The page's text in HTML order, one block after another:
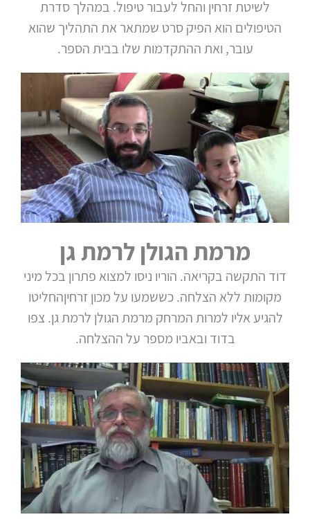
לשיטת זרחין והחל לעבור טיפול. במהלך סדרת
הטיפולים הוא הפיק סרט שמתאר את התהליך שהוא
עובר, ואת ההתקדמות שלו בבית הספר.
מרמת הגולן לרמת גן
דוד התקשה בקריאה. הוריו ניסו למצוא פתרון בכל מיני
מקומות ללא הצלחה. כששמעו על מכון זרחיןהחליטו
להגיע אליו למרות המרחק מרמת הגולן לרמת גן. צפו
בדוד ובאביו מספר על ההצלחה.